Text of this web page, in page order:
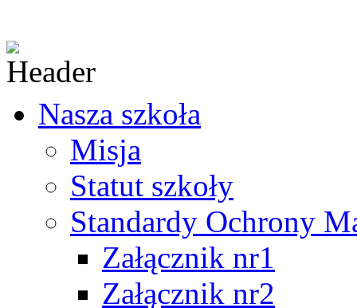
Nasza szkoła
Misja
Statut szkoły
Standardy Ochrony
Załącznik nr1
Załącznik nr2